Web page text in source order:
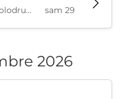
Vidas Art Arena, Kolodrum, Borisova gradina, Sofia, BG sam 29
2026